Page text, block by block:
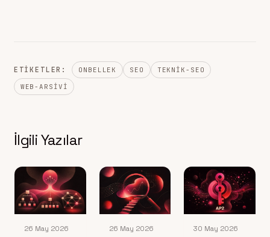
ETIKETLER: ONBELLEK SEO
TEKNIK-SEO
WEB-ARSIVI
İlgili Yazılar
26 May 2026 26 May 2026 30 May 2026